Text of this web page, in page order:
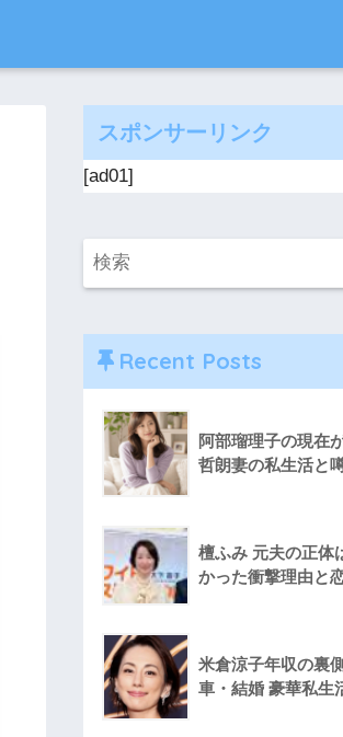
スポンサーリンク
[ad01]
Recent Posts
阿部瑠理子の現在
哲朗妻の私生活と
檀ふみ 元夫の正体
かった衝撃理由と
米倉涼子年収の裏
車・結婚 豪華私生